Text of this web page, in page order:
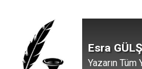
Esra
Yazarın Tüm